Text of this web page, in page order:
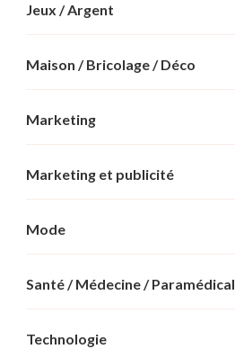
Jeux / Argent
Maison / Bricolage / Déco
Marketing
Marketing et publicité
Mode
Santé / Médecine / Paramédical
Technologie